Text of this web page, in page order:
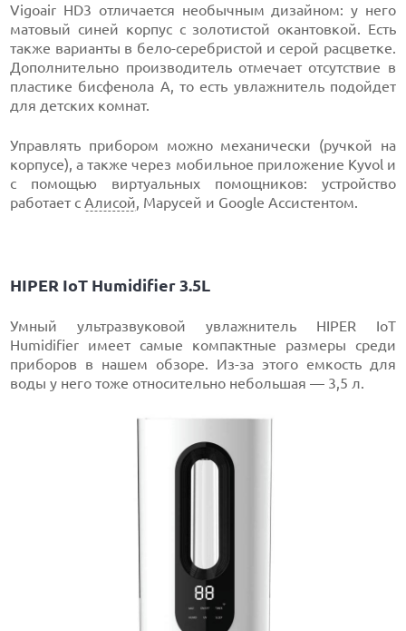
Vigoair HD3 отличается необычным дизайном: у него
матовый синей корпус с золотистой окантовкой. Есть
также варианты в бело-серебристой и серой расцветке.
Дополнительно производитель отмечает отсутствие в
пластике бисфенола А, то есть увлажнитель подойдет
для детских комнат.
Управлять прибором можно механически (ручкой на
корпусе), а также через мобильное приложение Kyvol и
с помощью виртуальных помощников: устройство
работает сАлисой, Марусей и Google Ассистентом.
HIPER IoT Humidifier 3.5L
Умный ультразвуковой увлажнитель HIPER IoT
Humidifier имеет самые компактные размеры среди
приборов в нашем обзоре. Из-за этого емкость для
воды у него тоже относительно небольшая — 3,5 л.